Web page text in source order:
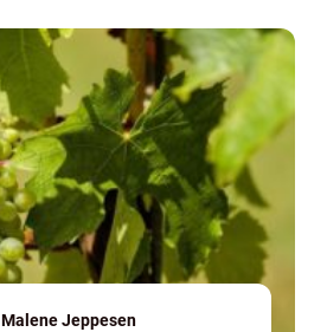
Malene Jeppesen